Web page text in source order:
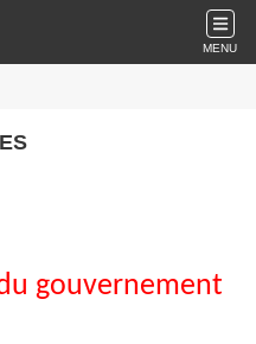
MENU
gouvernement